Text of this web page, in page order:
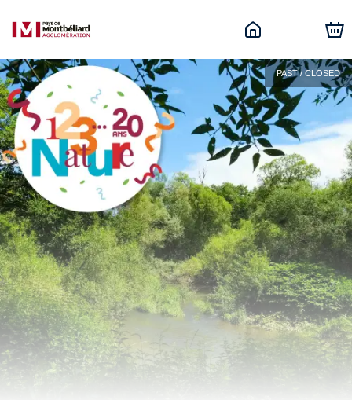
PAST / CLOSED